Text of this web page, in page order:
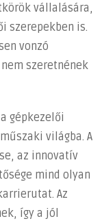
vállalására,
szerepekben is.
vonzó
szeretnének
gépkezelői
világba. A
az innovatív
mind olyan
Az
így a jól